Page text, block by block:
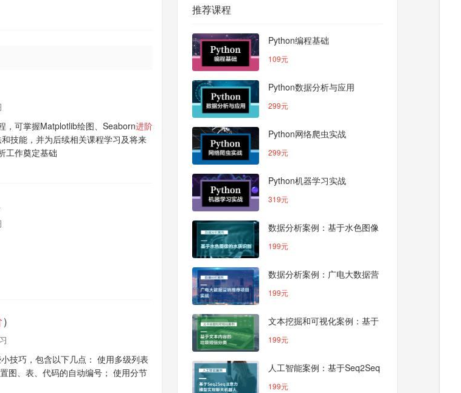
可掌握Matplotlib绘图、Seaborn进阶
技能，并为后续相关课程学习及将来
工作奠定基础
）
技巧，包含以下几点： 使用多级列表
图、表、代码的自动编号； 使用分节
推荐课程
Python编程基础
109元
Python数据分析与应用
299元
Python网络爬虫实战
299元
Python机器学习实战
319元
数据分析案例：基于水色图像
的水质识别
199元
数据分析案例：广电大数据营
销推荐项目
199元
文本挖掘和可视化案例：基于
文本内容的垃圾...
199元
人工智能案例：基于Seq2Seq
注意力模...
199元